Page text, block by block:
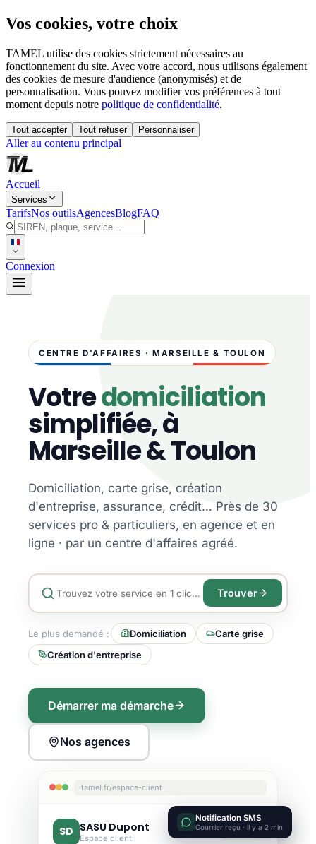
Vos cookies, votre choix
TAMEL utilise des cookies strictement nécessaires au
fonctionnement du site. Avec votre accord, nous utilisons également
des cookies de mesure d'audience (anonymisés) et de
personnalisation. Vous pouvez modifier vos préférences à tout
moment depuis notre politique de confidentialité.
Tout accepter Tout refuser Personnaliser
Aller au contenu principal
Accueil
Services
TarifsNos outilsAgencesBlogFAQ
Connexion
CENTRE D'AFFAIRES · MARSEILLE & TOULON
Votredomiciliation
simplifiée, à
Marseille & Toulon
Domiciliation, carte grise, création
d'entreprise, assurance, crédit… Près de 30
services pro & particuliers, en agence et en
ligne · par un centre d'affaires agréé.
Trouver
Le plus demandé : Domiciliation
Carte grise
Création d'entreprise
Démarrer ma démarche
Nos agences
tamel.fr/espace-client
SD SASU Dupont
Espace client
Active
Notification SMS
Courrier reçu · il y a 2 min